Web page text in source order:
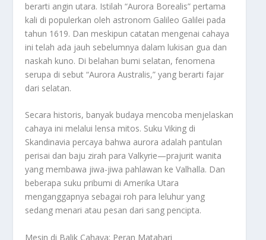
berarti angin utara. Istilah “Aurora Borealis” pertama
kali di populerkan oleh astronom Galileo Galilei pada
tahun 1619. Dan meskipun catatan mengenai cahaya
ini telah ada jauh sebelumnya dalam lukisan gua dan
naskah kuno. Di belahan bumi selatan, fenomena
serupa di sebut “Aurora Australis,” yang berarti fajar
dari selatan.
Secara historis, banyak budaya mencoba menjelaskan
cahaya ini melalui lensa mitos. Suku Viking di
Skandinavia percaya bahwa aurora adalah pantulan
perisai dan baju zirah para Valkyrie—prajurit wanita
yang membawa jiwa-jiwa pahlawan ke Valhalla. Dan
beberapa suku pribumi di Amerika Utara
menganggapnya sebagai roh para leluhur yang
sedang menari atau pesan dari sang pencipta.
Mesin di Balik Cahaya: Peran Matahari